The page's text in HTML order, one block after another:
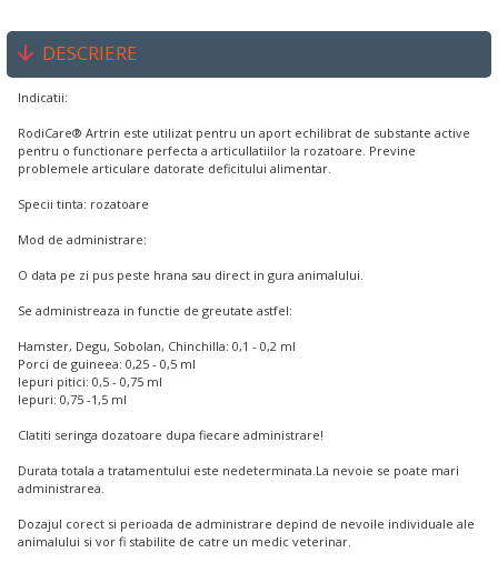
DESCRIERE
Indicatii:
RodiCare® Artrin este utilizat pentru un aport echilibrat de substante active
pentru o functionare perfecta a articullatiilor la rozatoare. Previne
problemele articulare datorate deficitului alimentar.
Specii tinta: rozatoare
Mod de administrare:
O data pe zi pus peste hrana sau direct in gura animalului.
Se administreaza in functie de greutate astfel:
Hamster, Degu, Sobolan, Chinchilla: 0,1 - 0,2 ml
Porci de guineea: 0,25 - 0,5 ml
Iepuri pitici: 0,5 - 0,75 ml
Iepuri: 0,75 -1,5 ml
Clatiti seringa dozatoare dupa fiecare administrare!
Durata totala a tratamentului este nedeterminata.La nevoie se poate mari
administrarea.
Dozajul corect si perioada de administrare depind de nevoile individuale ale
animalului si vor fi stabilite de catre un medic veterinar.